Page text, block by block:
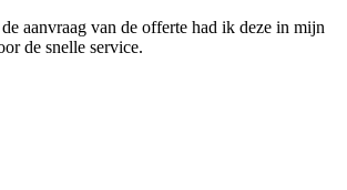
aanvraag van de offerte had ik deze in mijn
de snelle service.